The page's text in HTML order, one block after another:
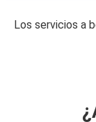
Los servicios a